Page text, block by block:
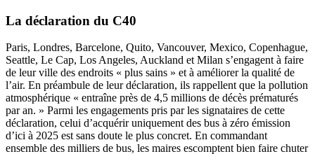
La déclaration du C40
Paris, Londres, Barcelone, Quito, Vancouver, Mexico, Copenhague,
Seattle, Le Cap, Los Angeles, Auckland et Milan s’engagent à faire
de leur ville des endroits « plus sains » et à améliorer la qualité de
l’air. En préambule de leur déclaration, ils rappellent que la pollution
atmosphérique « entraîne près de 4,5 millions de décès prématurés
par an. » Parmi les engagements pris par les signataires de cette
déclaration, celui d’acquérir uniquement des bus à zéro émission
d’ici à 2025 est sans doute le plus concret. En commandant
ensemble des milliers de bus, les maires escomptent bien faire chuter